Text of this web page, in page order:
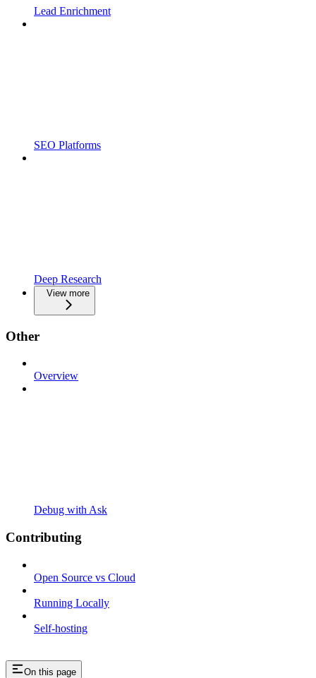
Lead Enrichment
SEO Platforms
Deep Research
View more
Other
Overview
Debug with Ask
Contributing
Open Source vs Cloud
Running Locally
Self-hosting
On this page